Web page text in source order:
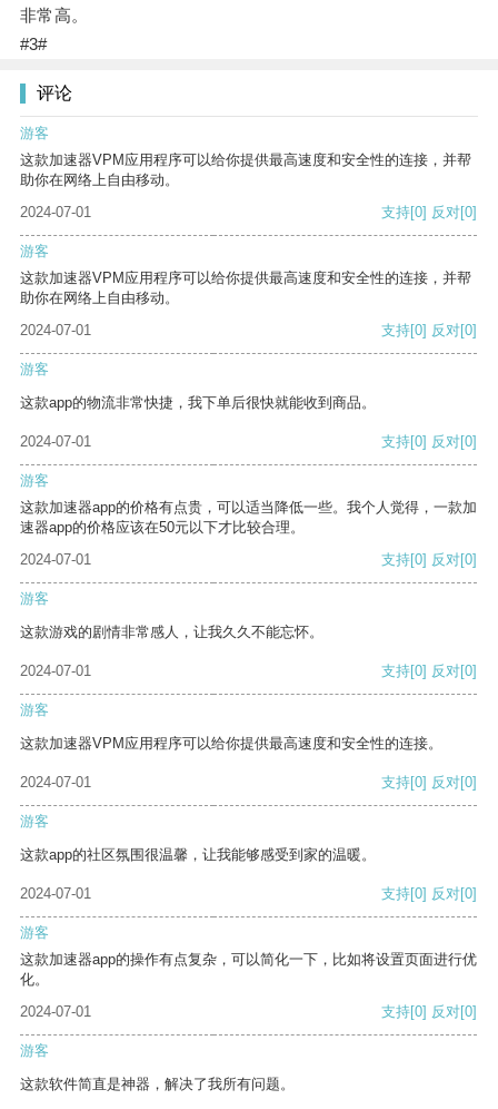
非常高。
#3#
评论
游客
这款加速器VPM应用程序可以给你提供最高速度和安全性的连接，并帮
助你在网络上自由移动。
2024-07-01
支持[0] 反对[0]
游客
这款加速器VPM应用程序可以给你提供最高速度和安全性的连接，并帮
助你在网络上自由移动。
2024-07-01
支持[0] 反对[0]
游客
这款app的物流非常快捷，我下单后很快就能收到商品。
2024-07-01 支持[0] 反对[0]
游客
这款加速器app的价格有点贵，可以适当降低一些。我个人觉得，一款加
速器app的价格应该在50元以下才比较合理。
2024-07-01
支持[0] 反对[0]
游客
这款游戏的剧情非常感人，让我久久不能忘怀。
2024-07-01 支持[0] 反对[0]
游客
这款加速器VPM应用程序可以给你提供最高速度和安全性的连接。
2024-07-01 支持[0] 反对[0]
游客
这款app的社区氛围很温馨，让我能够感受到家的温暖。
2024-07-01 支持[0] 反对[0]
游客
这款加速器app的操作有点复杂，可以简化一下，比如将设置页面进行优
化。
2024-07-01
支持[0] 反对[0]
游客
这款软件简直是神器，解决了我所有问题。